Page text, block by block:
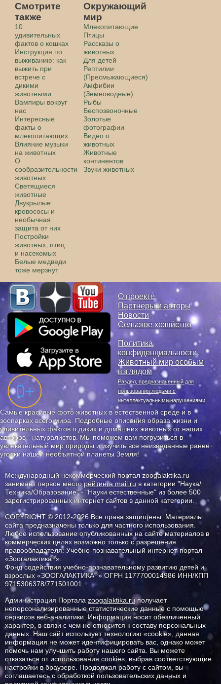
Смотрите
также
10
удивительных
фактов о кошках
Инструкция по
выживанию: как
выжить при
встрече с
дикими
животными
Вампиры вокруг
нас
Интересные
факты о
млекопитающих
Влияние музыки
на животных
О
сообразительности
животных
Светящиеся
животные
Двукрылые
кровососы и
необычная
защита от них
Постройки
животных, птиц
и насекомых
Белые медведи
тоже мерзнут
Окружающий
мир
Млекопитающие
Птицы
Рассказы о
животных
Для детей
Рептилии
(Пресмыкающиеся)
Амфибии
(Земноводные)
Рыбы
Беспозвоночные
Золотые
фотографии
Видео о
животных
Животные
континентов
Звуки животных
О проекте
Партнеры и авторы
Новости
Сельское хозяйство
Политика
конфиденциальности
Животный мир особым
взглядом
Раздел, предназначенный для
пользования людьми с
интеллектуальными нарушениями
Самые красивые фото животных в естественной среде и в
зоопарках всего мира. Подробные описания образа жизни и
удивительных фактов о диких и домашних животных от наших
авторов - натуралистов. Мы поможем вам погрузиться в
увлекательный мир природы и изучить все неизведанные ранее
уголки нашей необъятной планеты Земля!
Международный некоммерческий портал zoogalaktika.ru
занимает первое месторейтинга mail.ru в категории "Наука/
Техника/Образование" - "Науки естественные" из более 500
зарегистрированных интернет сайтов в данной категории.
COPYRIGHT © 2012-2026 Все права защищены. Материалы
сайта предназначены только для частного использования.
Любое использование опубликованных на сайте материалов в
коммерческих целях возможно только с разрешения
правообладателя: Учебно-познавательный интернет-портал
«Зоогалактика®».
Фонд содействия учебно-познавательному развитию детей и
взрослых «ЗООГАЛАКТИКА®» ОГРН 1177700014986 ИНН/КПП
9715306378/771501001
Администрация Портала zoogalaktika.ruполучает
неперсонализированные статистические данные с помощью
сервисов веб-аналитики. Информация носит обезличенный
характер, в связи с чем не относится к составу персональных
данных. Наш сайт использует технологию «cookie», данная
информация не может идентифицировать вас, однако может
помочь нам улучшить работу нашего сайта. Вы можете
отказаться от использования cookies, выбрав соответствующие
настройки в браузере. Продолжая работу с сайтом, вы
соглашаетесь с обработкой пользовательских данных и